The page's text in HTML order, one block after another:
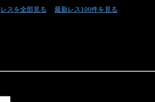
レスを全部見る 最新レス100件を見る